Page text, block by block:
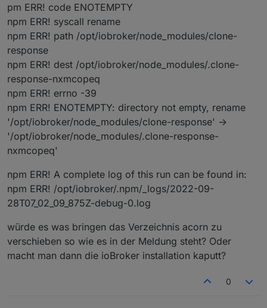
So hat es bei mir geklappt. Ich konnte danach den
Adapter über die GUI finden und installieren.
pm ERR! code ENOTEMPTY
npm ERR! syscall rename
npm ERR! path /opt/iobroker/node_modules/clone-
response
npm ERR! dest /opt/iobroker/node_modules/.clone-
response-nxmcopeq
npm ERR! errno -39
npm ERR! ENOTEMPTY: directory not empty, rename
'/opt/iobroker/node_modules/clone-response' ->
'/opt/iobroker/node_modules/.clone-response-
nxmcopeq'
npm ERR! A complete log of this run can be found in:
npm ERR! /opt/iobroker/.npm/_logs/2022-09-
28T07_02_09_875Z-debug-0.log
würde es was bringen das Verzeichnis acorn zu
verschieben so wie es in der Meldung steht? Oder
macht man dann die ioBroker installation kaputt?
0